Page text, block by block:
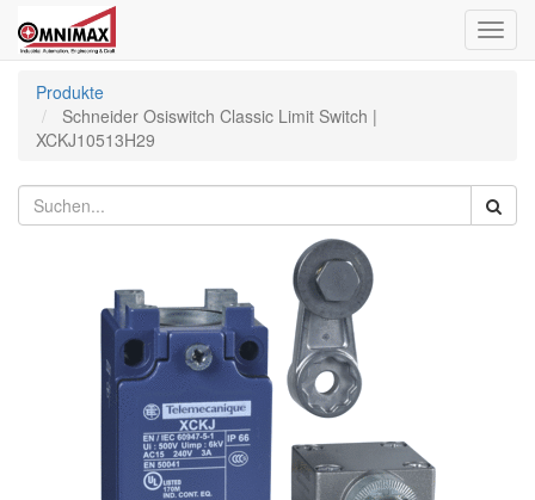
ein-/
Produkte
Schneider Osiswitch Classic Limit Switch |
XCKJ10513H29